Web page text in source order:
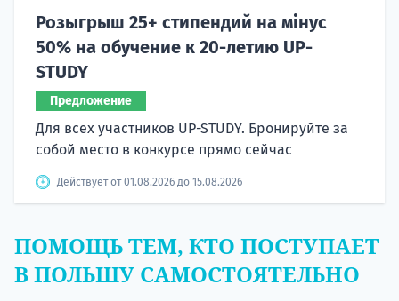
Розыгрыш 25+ стипендий на мінус
50% на обучение к 20-летию UP-
STUDY
Предложение
Для всех участников UP-STUDY. Бронируйте за
собой место в конкурсе прямо сейчас
Действует от 01.08.2026 до 15.08.2026
ПОМОЩЬ ТЕМ, КТО ПОСТУПАЕТ
В ПОЛЬШУ САМОСТОЯТЕЛЬНО